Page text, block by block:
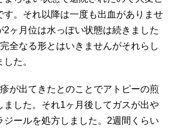
す。それ以降は一度も出血がありませ
2ヶ月位は水っぽい状態は続きました
全なる形とはいきませんがそれらし
た。
が出てきたとのことでアトピーの煎
ました。それ1ヶ月後してガスが出や
ジールを処方しました。2週間くらい